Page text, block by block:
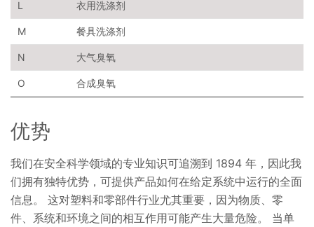
L 衣用洗涤剂
M 餐具洗涤剂
N 大气臭氧
O 合成臭氧
优势
我们在安全科学领域的专业知识可追溯到 1894 年，因此我
们拥有独特优势，可提供产品如何在给定系统中运行的全面
信息。 这对塑料和零部件行业尤其重要，因为物质、零
件、系统和环境之间的相互作用可能产生大量危险。 当单